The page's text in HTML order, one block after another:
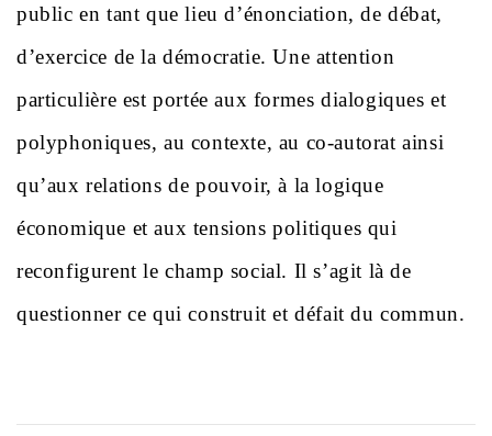
public en tant que lieu d’énonciation, de débat,
d’exercice de la démocratie. Une attention
particulière est portée aux formes dialogiques et
polyphoniques, au contexte, au co-autorat ainsi
qu’aux relations de pouvoir, à la logique
économique et aux tensions politiques qui
reconfigurent le champ social. Il s’agit là de
questionner ce qui construit et défait du commun.